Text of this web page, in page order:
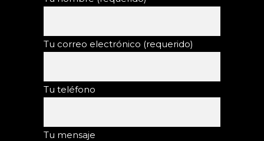
Tu correo electrónico (requerido)
Tu teléfono
Tu mensaje